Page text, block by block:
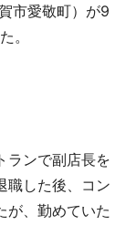
市愛敬町）が9
。
ランで副店長を
職した後、コン
が、勤めていた